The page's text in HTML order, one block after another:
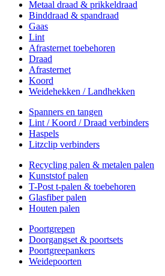
Metaal draad & prikkeldraad
Binddraad & spandraad
Gaas
Lint
Afrasternet toebehoren
Draad
Afrasternet
Koord
Weidehekken / Landhekken
Spanners en tangen
Lint / Koord / Draad verbinders
Haspels
Litzclip verbinders
Recycling palen & metalen palen
Kunststof palen
T-Post t-palen & toebehoren
Glasfiber palen
Houten palen
Poortgrepen
Doorgangset & poortsets
Poortgreepankers
Weidepoorten